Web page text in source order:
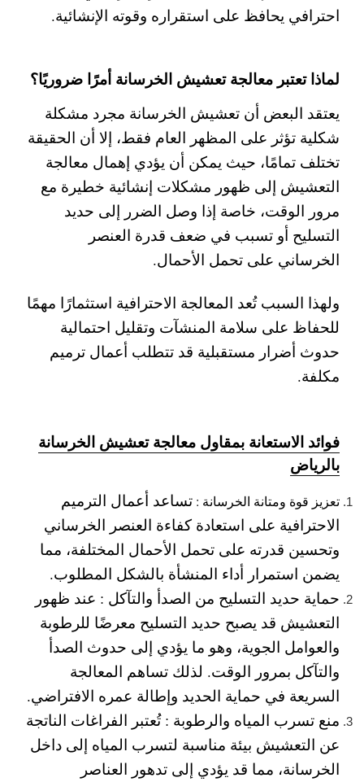
احترافي يحافظ على استقراره وقوته الإنشائية.
لماذا تعتبر معالجة تعشيش الخرسانة أمرًا ضروريًا؟
يعتقد البعض أن تعشيش الخرسانة مجرد مشكلة
شكلية تؤثر على المظهر العام فقط، إلا أن الحقيقة
تختلف تمامًا، حيث يمكن أن يؤدي إهمال معالجة
التعشيش إلى ظهور مشكلات إنشائية خطيرة مع
مرور الوقت، خاصة إذا وصل الضرر إلى حديد
التسليح أو تسبب في ضعف قدرة العنصر
الخرساني على تحمل الأحمال.
ولهذا السبب تُعد المعالجة الاحترافية استثمارًا مهمًا
للحفاظ على سلامة المنشآت وتقليل احتمالية
حدوث أضرار مستقبلية قد تتطلب أعمال ترميم
مكلفة.
فوائد الاستعانة بمقاول معالجة تعشيش الخرسانة
بالرياض
تعزيز قوة ومتانة الخرسانة : تساعد أعمال الترميم
الاحترافية على استعادة كفاءة العنصر الخرساني
وتحسين قدرته على تحمل الأحمال المختلفة، مما
يضمن استمرار أداء المنشأة بالشكل المطلوب.
حماية حديد التسليح من الصدأ والتآكل : عند ظهور
التعشيش قد يصبح حديد التسليح معرضًا للرطوبة
والعوامل الجوية، وهو ما يؤدي إلى حدوث الصدأ
والتآكل بمرور الوقت. لذلك تساهم المعالجة
السريعة في حماية الحديد وإطالة عمره الافتراضي.
منع تسرب المياه والرطوبة :تُعتبر الفراغات الناتجة
عن التعشيش بيئة مناسبة لتسرب المياه إلى داخل
الخرسانة، مما قد يؤدي إلى تدهور العناصر